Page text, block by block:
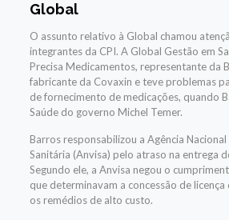
Global
O assunto relativo à Global chamou
integrantes da CPI. A Global Gestão em
Precisa Medicamentos, representante da
fabricante da Covaxin e teve problemas
de fornecimento de medicações, quando
Saúde do governo Michel Temer.
Barros responsabilizou a Agência
Sanitária (Anvisa) pelo atraso na entrega
Segundo ele, a Anvisa negou o
que determinavam a concessão de
os remédios de alto custo.